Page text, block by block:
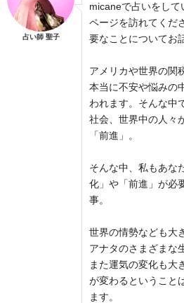
占い師 聖子
micaneで占いをし
ページを訪れてくだ
要なことについてお
アメリカや世界の関
本当に不安や悩みの
われます。そんな中
社会、世界中の人々
「前進」。
そんな中、私もあな
化」や「前進」が必
事。
世界の情勢なども大
アナタのさまざまな
また運気の変化も大
が変わるということ
ます。